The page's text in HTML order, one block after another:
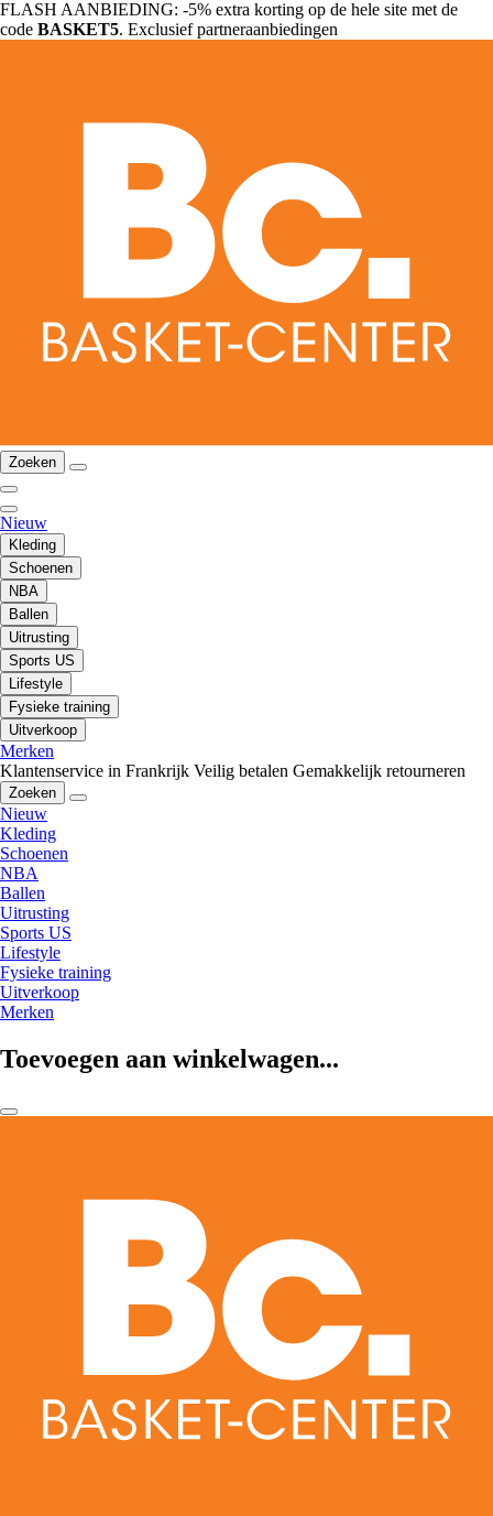
FLASH AANBIEDING: -5% extra korting op de hele site met de
code BASKET5. Exclusief partneraanbiedingen
Zoeken
Nieuw
Kleding
Schoenen
NBA
Ballen
Uitrusting
Sports US
Lifestyle
Fysieke training
Uitverkoop
Merken
Klantenservice in Frankrijk Veilig betalen Gemakkelijk retourneren
Zoeken
Nieuw
Kleding
Schoenen
NBA
Ballen
Uitrusting
Sports US
Lifestyle
Fysieke training
Uitverkoop
Merken
Toevoegen aan winkelwagen...